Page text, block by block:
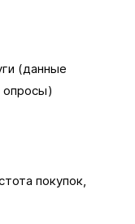
(данные
опросы)
покупок,